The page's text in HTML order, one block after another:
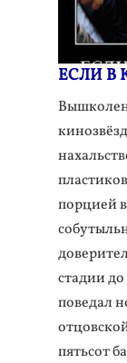
ЕСЛИ В
порцией
стадии
поведал
пятьсот